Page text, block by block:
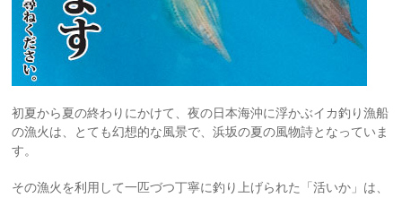
初夏から夏の終わりにかけて、夜の日本海沖に浮かぶイカ釣り漁船
の漁火は、とても幻想的な風景で、浜坂の夏の風物詩となっていま
す。
その漁火を利用して一匹づつ丁寧に釣り上げられた「活いか」は、